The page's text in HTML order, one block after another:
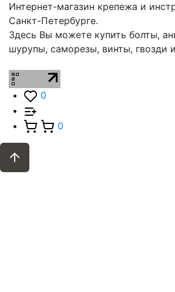
Интернет-магазин крепежа и
Санкт-Петербурге.
Здесь Вы можете купить болты,
шурупы, саморезы, винты, гвозди
0
0